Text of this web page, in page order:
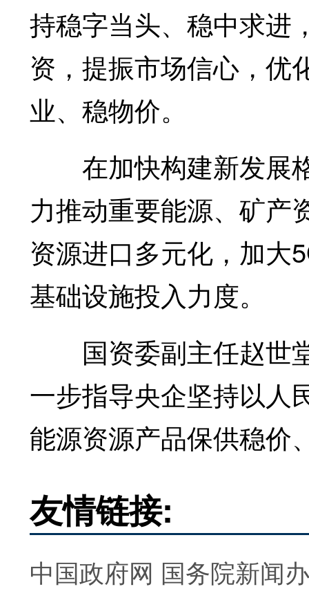
持稳字当头、稳中求进
资，提振市场信心，优
业、稳物价。
在加快构建新发展
力推动重要能源、矿产
资源进口多元化，加大
基础设施投入力度。
国资委副主任赵世
一步指导央企坚持以人
能源资源产品保供稳价
友情链接:
中国政府网 国务院新闻